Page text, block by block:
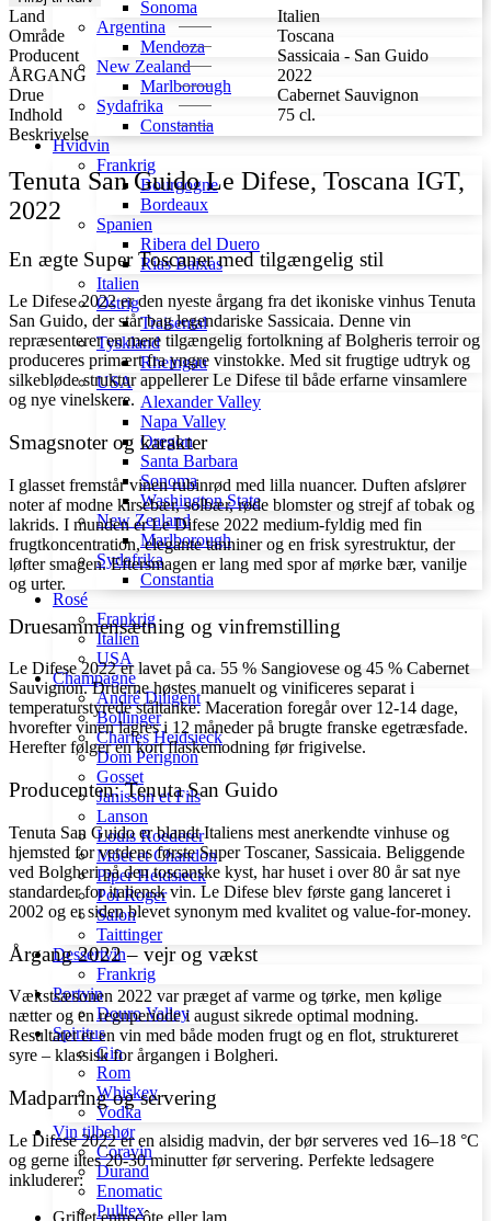
Sonoma
Argentina
Mendoza
New Zealand
Marlborough
Sydafrika
Constantia
Hvidvin
Frankrig
Bourgogne
Bordeaux
Spanien
Ribera del Duero
Rías Baixas
Italien
Østrig
Traisental
Tyskland
Rheingau
USA
Alexander Valley
Napa Valley
Oregon
Santa Barbara
Sonoma
Washington State
New Zealand
Marlborough
Sydafrika
Constantia
Rosé
Frankrig
Italien
USA
Champagne
André Diligent
Bollinger
Charles Heidsieck
Dom Pérignon
Gosset
Janisson et Fils
Lanson
Louis Roederer
Móet et Chandon
Piper Heidsieck
Pol Roger
Salon
Taittinger
Dessertvin
Frankrig
Portvin
Douro Valley
Spiritus
Gin
Rom
Whiskey
Vodka
Vin tilbehør
Coravin
Durand
Enomatic
Pulltex
antal
Land
Italien
Område
Toscana
Producent
Sassicaia - San Guido
ÅRGANG
2022
Drue
Cabernet Sauvignon
Indhold
75 cl.
Beskrivelse
Tenuta San Guido Le Difese, Toscana IGT,
2022
En ægte Super Toscaner med tilgængelig stil
Le Difese 2022 er den nyeste årgang fra det ikoniske vinhus Tenuta
San Guido, der står bag legendariske Sassicaia. Denne vin
repræsenterer en mere tilgængelig fortolkning af Bolgheris terroir og
produceres primært fra yngre vinstokke. Med sit frugtige udtryk og
silkebløde struktur appellerer Le Difese til både erfarne vinsamlere
og nye vinelskere.
Smagsnoter og karakter
I glasset fremstår vinen rubinrød med lilla nuancer. Duften afslører
noter af modne kirsebær, solbær, røde blomster og strejf af tobak og
lakrids. I munden er Le Difese 2022 medium-fyldig med fin
frugtkoncentration, elegante tanniner og en frisk syrestruktur, der
løfter smagen. Eftersmagen er lang med spor af mørke bær, vanilje
og urter.
Druesammensætning og vinfremstilling
Le Difese 2022 er lavet på ca. 55 % Sangiovese og 45 % Cabernet
Sauvignon. Druerne høstes manuelt og vinificeres separat i
temperaturstyrede ståltanke. Maceration foregår over 12-14 dage,
hvorefter vinen lagres i 12 måneder på brugte franske egetræsfade.
Herefter følger en kort flaskemodning før frigivelse.
Producenten: Tenuta San Guido
Tenuta San Guido er blandt Italiens mest anerkendte vinhuse og
hjemsted for verdens første Super Toscaner, Sassicaia. Beliggende
ved Bolgheri på den toscanske kyst, har huset i over 80 år sat nye
standarder for italiensk vin. Le Difese blev første gang lanceret i
2002 og er siden blevet synonym med kvalitet og value-for-money.
Årgang 2022 – vejr og vækst
Vækstsæsonen 2022 var præget af varme og tørke, men kølige
nætter og en regnperiode i august sikrede optimal modning.
Resultatet er en vin med både moden frugt og en flot, struktureret
syre – klassisk for årgangen i Bolgheri.
Madparring og servering
Le Difese 2022 er en alsidig madvin, der bør serveres ved 16–18 °C
og gerne iltes 20-30 minutter før servering. Perfekte ledsagere
inkluderer:
Grillet entrecôte eller lam